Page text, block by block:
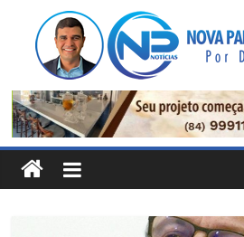
conteúdo
Nova
Parnamirim
Notícias